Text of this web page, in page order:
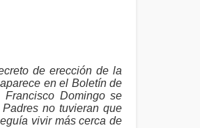
de erección de la
en el Boletín de
Domingo se
no tuvieran que
vivir más cerca de